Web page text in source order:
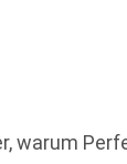
warum